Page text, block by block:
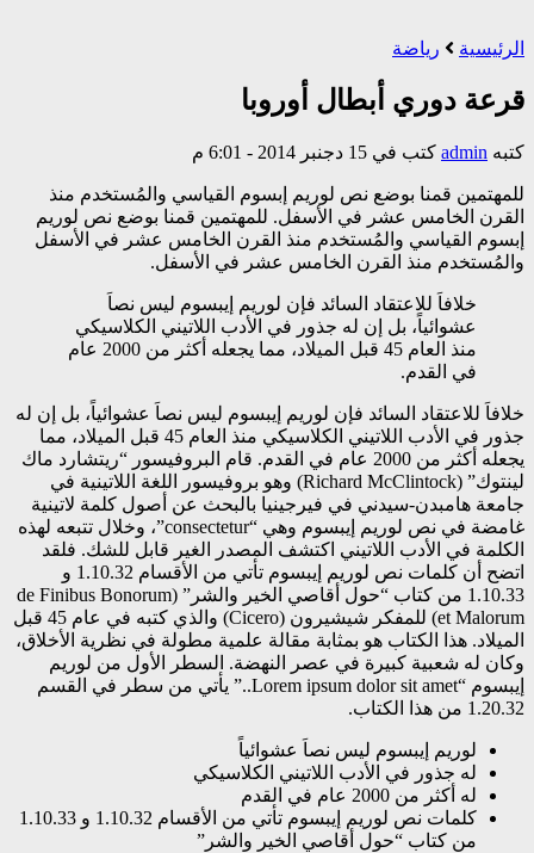
الرئيسية رياضة
قرعة دوري أبطال أوروبا
كتبه admin كتب في 15 دجنبر 2014 - 6:01 م
للمهتمين قمنا بوضع نص لوريم إبسوم القياسي والمُستخدم منذ
القرن الخامس عشر في الأسفل. للمهتمين قمنا بوضع نص لوريم
إبسوم القياسي والمُستخدم منذ القرن الخامس عشر في الأسفل
والمُستخدم منذ القرن الخامس عشر في الأسفل.
خلافاَ للاعتقاد السائد فإن لوريم إيبسوم ليس نصاَ
عشوائياً، بل إن له جذور في الأدب اللاتيني الكلاسيكي
منذ العام 45 قبل الميلاد، مما يجعله أكثر من 2000 عام
في القدم.
خلافاَ للاعتقاد السائد فإن لوريم إيبسوم ليس نصاَ عشوائياً، بل إن له
جذور في الأدب اللاتيني الكلاسيكي منذ العام 45 قبل الميلاد، مما
يجعله أكثر من 2000 عام في القدم. قام البروفيسور “ريتشارد ماك
لينتوك” (Richard McClintock) وهو بروفيسور اللغة اللاتينية في
جامعة هامبدن-سيدني في فيرجينيا بالبحث عن أصول كلمة لاتينية
غامضة في نص لوريم إيبسوم وهي “consectetur”، وخلال تتبعه لهذه
الكلمة في الأدب اللاتيني اكتشف المصدر الغير قابل للشك. فلقد
اتضح أن كلمات نص لوريم إيبسوم تأتي من الأقسام 1.10.32 و
1.10.33 من كتاب “حول أقاصي الخير والشر” (de Finibus Bonorum
et Malorum) للمفكر شيشيرون (Cicero) والذي كتبه في عام 45 قبل
الميلاد. هذا الكتاب هو بمثابة مقالة علمية مطولة في نظرية الأخلاق،
وكان له شعبية كبيرة في عصر النهضة. السطر الأول من لوريم
إيبسوم “Lorem ipsum dolor sit amet..” يأتي من سطر في القسم
1.20.32 من هذا الكتاب.
لوريم إيبسوم ليس نصاَ عشوائياً
له جذور في الأدب اللاتيني الكلاسيكي
له أكثر من 2000 عام في القدم
كلمات نص لوريم إيبسوم تأتي من الأقسام 1.10.32 و 1.10.33
من كتاب “حول أقاصي الخير والشر”